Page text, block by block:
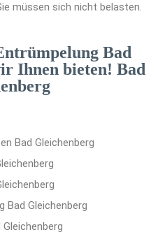
müssen sich nicht belasten.
Bad
Ihnen bieten! Bad
Bad Gleichenberg
Bad Gleichenberg